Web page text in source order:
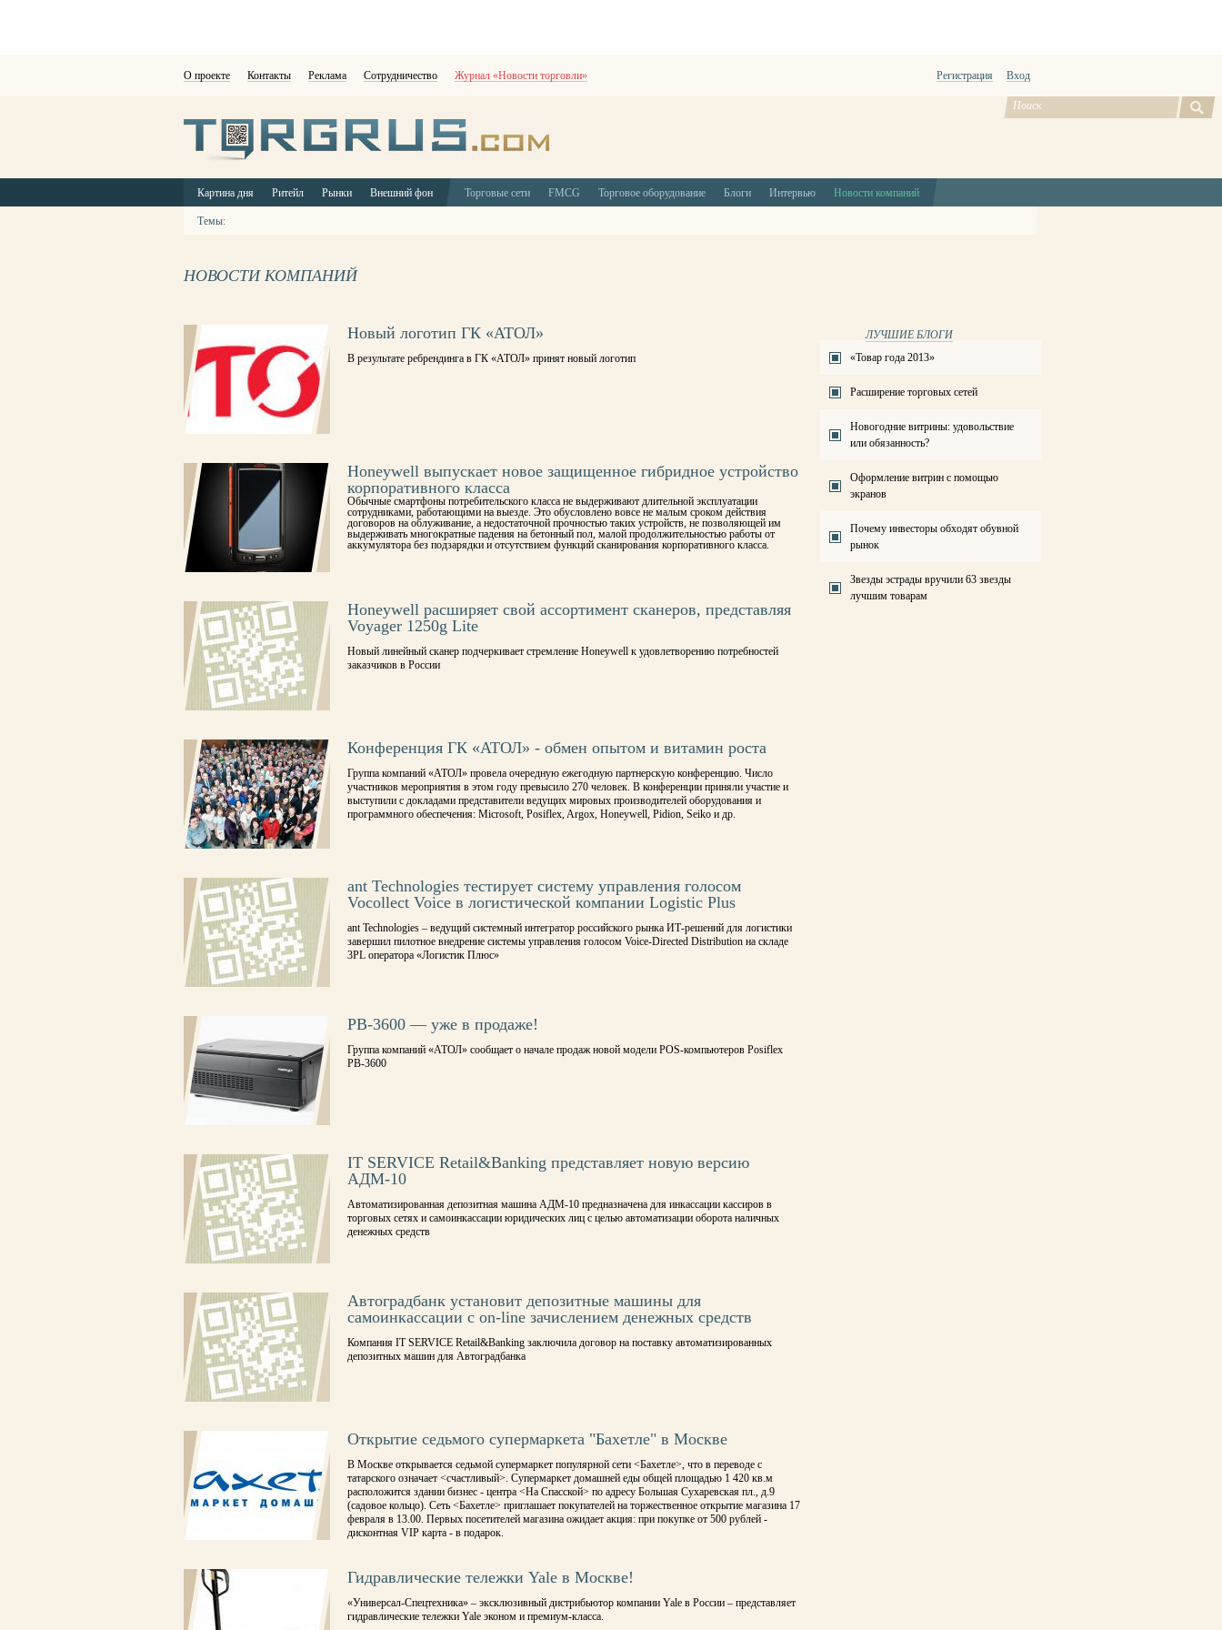
О проекте Контакты Реклама Сотрудничество Журнал «Новости торговли» Регистрация Вход
Картина дня Ритейл Рынки Внешний фон Торговые сети FMCG Торговое оборудование Блоги Интервью Новости компаний
Темы:
НОВОСТИ КОМПАНИЙ
Новый логотип ГК «АТОЛ»
В результате ребрендинга в ГК «АТОЛ» принят новый логотип
Honeywell выпускает новое защищенное гибридное устройство
корпоративного класса
Обычные смартфоны потребительского класса не выдерживают длительной эксплуатации
сотрудниками, работающими на выезде. Это обусловлено вовсе не малым сроком действия
договоров на облуживание, а недостаточной прочностью таких устройств, не позволяющей им
выдерживать многократные падения на бетонный пол, малой продолжительностью работы от
аккумулятора без подзарядки и отсутствием функций сканирования корпоративного класса.
Honeywell расширяет свой ассортимент сканеров, представляя
Voyager 1250g Lite
Новый линейный сканер подчеркивает стремление Honeywell к удовлетворению потребностей
заказчиков в России
Конференция ГК «АТОЛ» - обмен опытом и витамин роста
Группа компаний «АТОЛ» провела очередную ежегодную партнерскую конференцию. Число
участников мероприятия в этом году превысило 270 человек. В конференции приняли участие и
выступили с докладами представители ведущих мировых производителей оборудования и
программного обеспечения: Microsoft, Posiflex, Argox, Honeywell, Pidion, Seiko и др.
ant Technologies тестирует систему управления голосом
Vocollect Voice в логистической компании Logistic Plus
­­ant Technologies – ведущий системный интегратор российского рынка ИТ-решений для логистики
завершил пилотное внедрение системы управления голосом Voice-Directed Distribution на складе
3PL оператора «Логистик Плюс»
PB-3600 — уже в продаже!
Группа компаний «АТОЛ» сообщает о начале продаж новой модели POS-компьютеров Posiflex
PB-3600
IT SERVICE Retail&Banking представляет новую версию
АДМ-10
Автоматизированная депозитная машина АДМ-10 предназначена для инкассации кассиров в
торговых сетях и самоинкассации юридических лиц с целью автоматизации оборота наличных
денежных средств
Автоградбанк установит депозитные машины для
самоинкассации с on-line зачислением денежных средств
Компания IT SERVICE Retail&Banking заключила договор на поставку автоматизированных
депозитных машин для Автоградбанка
Открытие седьмого супермаркета "Бахетле" в Москве
В Москве открывается седьмой супермаркет популярной сети <Бахетле>, что в переводе с
татарского означает <счастливый>. Супермаркет домашней еды общей площадью 1 420 кв.м
расположится здании бизнес - центра <На Спасской> по адресу Большая Сухаревская пл., д.9
(садовое кольцо). Сеть <Бахетле> приглашает покупателей на торжественное открытие магазина 17
февраля в 13.00. Первых посетителей магазина ожидает акция: при покупке от 500 рублей -
дисконтная VIP карта - в подарок.
Гидравлические тележки Yale в Москве!
«Универсал-Спецтехника» – эксклюзивный дистрибьютор компании Yale в России – представляет
гидравлические тележки Yale эконом и премиум-класса.
ЛУЧШИЕ БЛОГИ
«Товар года 2013»
Расширение торговых сетей
Новогодние витрины: удовольствие
или обязанность?
Оформление витрин с помощью
экранов
Почему инвесторы обходят обувной
рынок
Звезды эстрады вручили 63 звезды
лучшим товарам